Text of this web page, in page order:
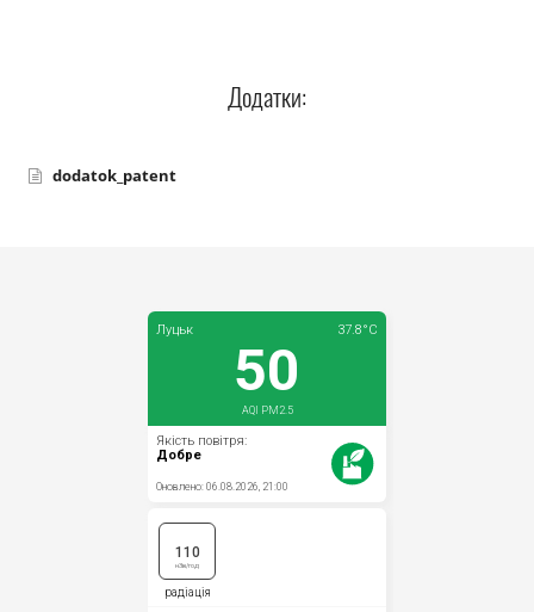
Додатки:
dodatok_patent